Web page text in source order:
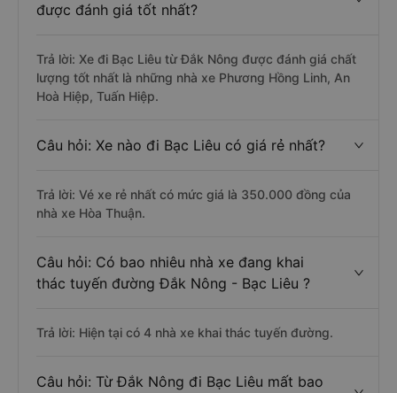
được đánh giá tốt nhất?
Trả lời: Xe đi Bạc Liêu từ Đắk Nông được đánh giá chất
lượng tốt nhất là những nhà xe Phương Hồng Linh, An
Hoà Hiệp, Tuấn Hiệp.
Câu hỏi: Xe nào đi Bạc Liêu có giá rẻ nhất?
Trả lời: Vé xe rẻ nhất có mức giá là 350.000 đồng của
nhà xe Hòa Thuận.
Câu hỏi: Có bao nhiêu nhà xe đang khai
thác tuyến đường Đắk Nông - Bạc Liêu ?
Trả lời: Hiện tại có 4 nhà xe khai thác tuyến đường.
Câu hỏi: Từ Đắk Nông đi Bạc Liêu mất bao